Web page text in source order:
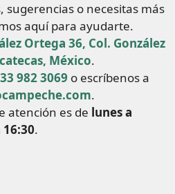
sugerencias o necesitas más
aquí para ayudarte.
Ortega 36, Col. González
México.
982 3069 o escríbenos a
.
atención es de lunes a
.